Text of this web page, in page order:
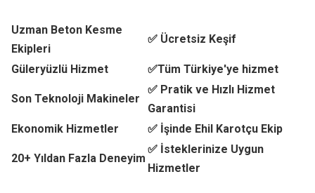
Uzman Beton Kesme
Ekipleri
✅ Ücretsiz Keşif
Güleryüzlü Hizmet ✅Tüm Türkiye'ye hizmet
Son Teknoloji Makineler
✅ Pratik ve Hızlı Hizmet
Garantisi
Ekonomik Hizmetler
✅ İşinde Ehil Karotçu Ekip
20+ Yıldan Fazla Deneyim
✅ İsteklerinize Uygun
Hizmetler